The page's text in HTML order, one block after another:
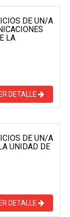
DE UN/A
LA
DETALLE
DE UN/A
UNIDAD DE
DETALLE